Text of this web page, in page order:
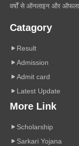
वर्षों से ऑनलाइन और
Catagory
Result
Admission
Admit card
Latest Update
More Link
Scholarship
Sarkari Yojana